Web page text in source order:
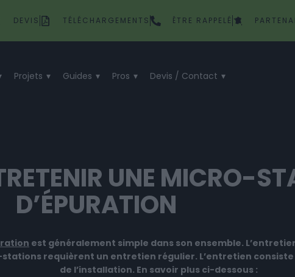
DEVIS TÉLÉCHARGEMENTS ÊTRE RAPPELÉ
Projets Guides Pros Devis / Contact
UNE MICRO-
D’ÉPURATION
est généralement simple dans son ensemble.
stations requièrent un entretien régulier. L’entretien
de l’installation. En savoir plus ci-dessous :